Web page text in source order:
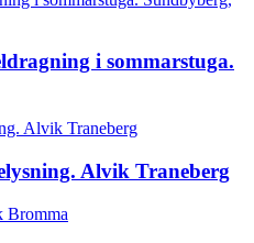
i sommarstuga.
Alvik Traneberg